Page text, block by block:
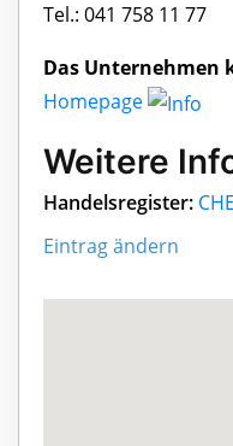
Tel.: 041 758 11 77
Das Unternehmen
Homepage
Weitere
Handelsregister:
Eintrag ändern